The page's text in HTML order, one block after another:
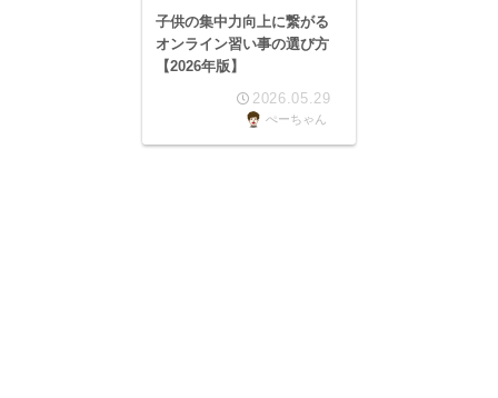
子供の集中力向上に繋がる
オンライン習い事の選び方
【2026年版】
2026.05.29
ぺーちゃん